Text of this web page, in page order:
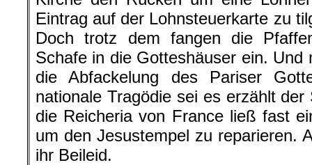
Eintrag auf der Lohnsteuerkarte zu
Doch trotz dem fangen die
Schafe in die Gotteshäuser ein. Und
die Abfackelung des Pariser
nationale Tragödie sei es erzählt
die Reicheria von France ließ fast
um den Jesustempel zu reparieren.
ihr Beileid.